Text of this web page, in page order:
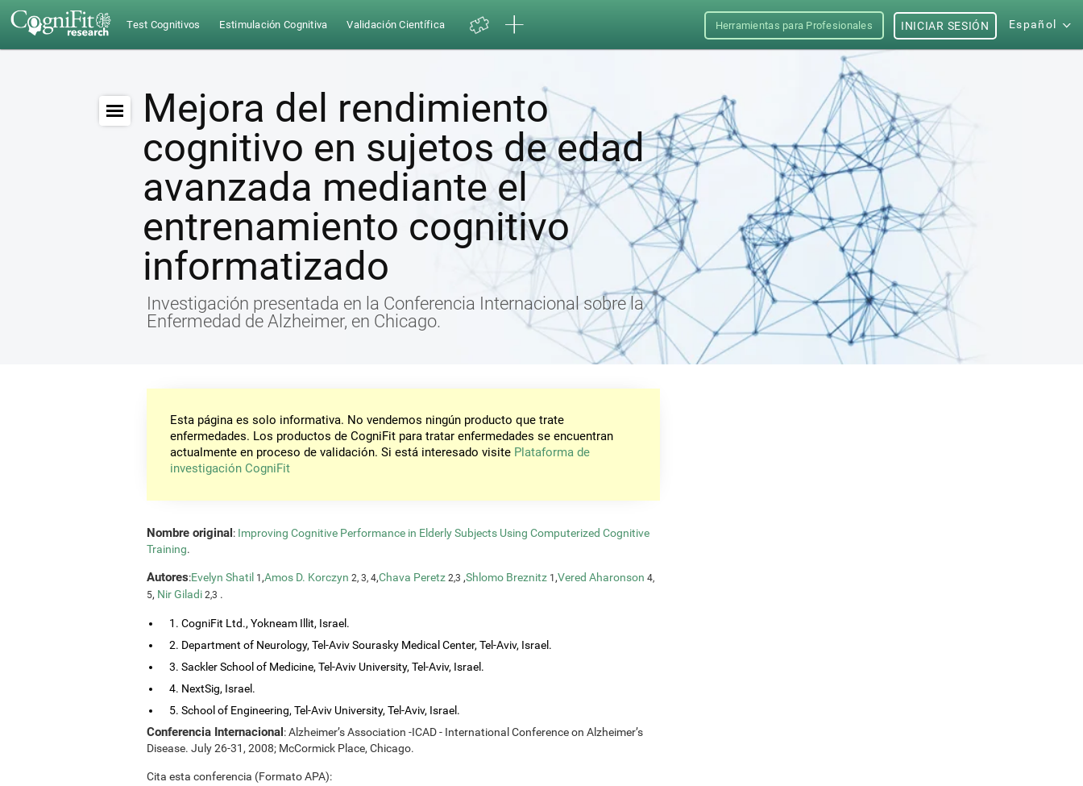
Test Cognitivos Estimulación Cognitiva Validación Científica Herramientas para Profesionales Español
INICIAR SESIÓN
Mejora del rendimiento
cognitivo en sujetos de edad
avanzada mediante el
entrenamiento cognitivo
informatizado
Investigación presentada en la Conferencia Internacional sobre la
Enfermedad de Alzheimer, en Chicago.
Esta página es solo informativa. No vendemos ningún producto que trate
enfermedades. Los productos de CogniFit para tratar enfermedades se encuentran
actualmente en proceso de validación. Si está interesado visite Plataforma de
investigación CogniFit
Nombre original: Improving Cognitive Performance in Elderly Subjects Using Computerized Cognitive
Training.
Autores:Evelyn Shatil 1 ,Amos D. Korczyn 2, 3, 4,Chava Peretz 2,3 ,Shlomo Breznitz 1 ,Vered Aharonson 4,
5, Nir Giladi 2,3 .
1. CogniFit Ltd., Yokneam Illit, Israel.
2. Department of Neurology, Tel-Aviv Sourasky Medical Center, Tel-Aviv, Israel.
3. Sackler School of Medicine, Tel-Aviv University, Tel-Aviv, Israel.
4. NextSig, Israel.
5. School of Engineering, Tel-Aviv University, Tel-Aviv, Israel.
Conferencia Internacional: Alzheimer’s Association -ICAD - International Conference on Alzheimer’s
Disease. July 26-31, 2008; McCormick Place, Chicago.
Cita esta conferencia (Formato APA):